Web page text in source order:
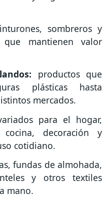
sombreros y
que mantienen valor
productos que
plásticas hasta
mercados.
para el hogar,
decoración y
cotidiano.
fundas de almohada,
y otros textiles
mano.